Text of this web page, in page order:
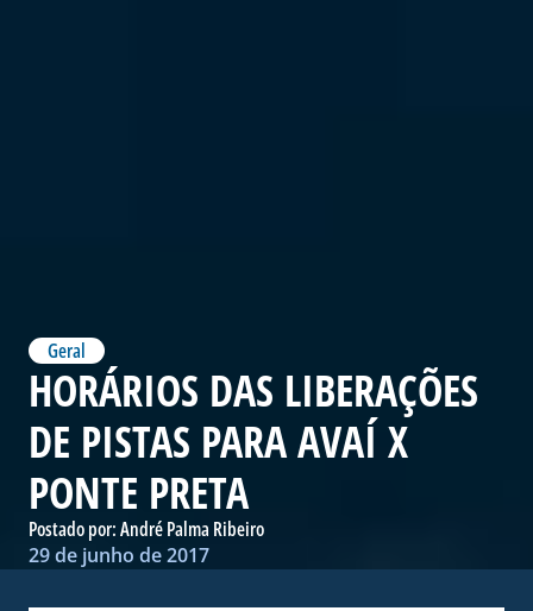
Geral
HORÁRIOS DAS LIBERAÇÕES
DE PISTAS PARA AVAÍ X
PONTE PRETA
Postado por:André Palma Ribeiro
29 de junho de 2017